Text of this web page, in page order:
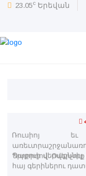
23.05c Երեվան
Ռուսիոյ
երրորդով. Օվերչուք